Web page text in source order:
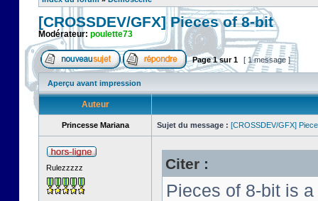
[CROSSDEV/GFX] Pieces of 8-bit
Modérateur: poulette73
Page1sur1 [ 1 message ]
Aperçu avant impression
Auteur
Princesse Mariana Sujet du message : [CROSSDEV/GFX]
Rulezzzzz Citer :
Pieces of 8-bit is